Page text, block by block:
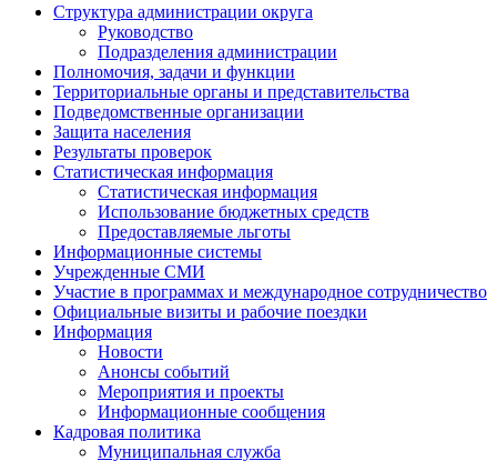
Структура администрации округа
Руководство
Подразделения администрации
Полномочия, задачи и функции
Территориальные органы и представительства
Подведомственные организации
Защита населения
Результаты проверок
Статистическая информация
Статистическая информация
Использование бюджетных средств
Предоставляемые льготы
Информационные системы
Учрежденные СМИ
Участие в программах и международное сотрудничество
Официальные визиты и рабочие поездки
Информация
Новости
Анонсы событий
Мероприятия и проекты
Информационные сообщения
Кадровая политика
Муниципальная служба